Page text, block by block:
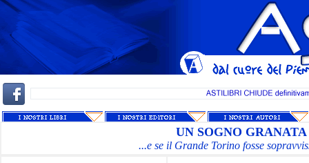
UN SOGNO GRANATA
...e se il Grande Torino fosse